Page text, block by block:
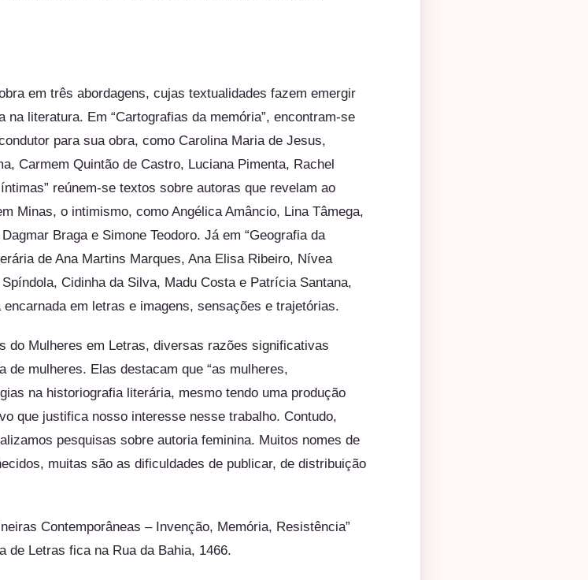
em três abordagens, cujas textualidades fazem emergir
literatura. Em “Cartografias da memória”, encontram-se
para sua obra, como Carolina Maria de Jesus,
Carmem Quintão de Castro, Luciana Pimenta, Rachel
reúnem-se textos sobre autoras que revelam ao
Minas, o intimismo, como Angélica Amâncio, Lina Tâmega,
Braga e Simone Teodoro. Já em “Geografia da
de Ana Martins Marques, Ana Elisa Ribeiro, Nívea
Cidinha da Silva, Madu Costa e Patrícia Santana,
em letras e imagens, sensações e trajetórias.
do Mulheres em Letras, diversas razões significativas
de mulheres. Elas destacam que “as mulheres,
na historiografia literária, mesmo tendo uma produção
que justifica nosso interesse nesse trabalho. Contudo,
pesquisas sobre autoria feminina. Muitos nomes de
muitas são as dificuldades de publicar, de distribuição
Contemporâneas – Invenção, Memória, Resistência”
de Letras fica na Rua da Bahia, 1466.